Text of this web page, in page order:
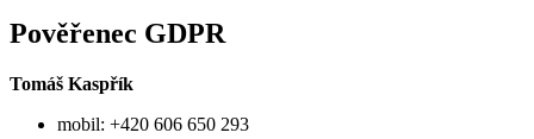
Pověřenec GDPR
Tomáš Kaspřík
mobil: +420 606 650 293